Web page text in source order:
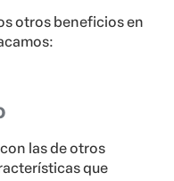
otros beneficios en
las de otros
que